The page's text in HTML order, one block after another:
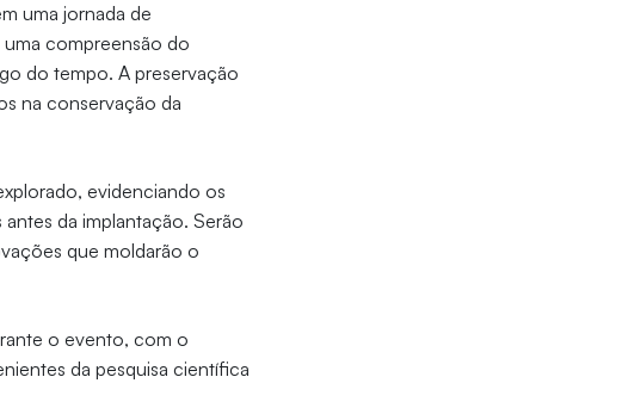
uma jornada de
compreensão do
do tempo. A preservação
na conservação da
evidenciando os
da implantação. Serão
que moldarão o
o evento, com o
da pesquisa científica